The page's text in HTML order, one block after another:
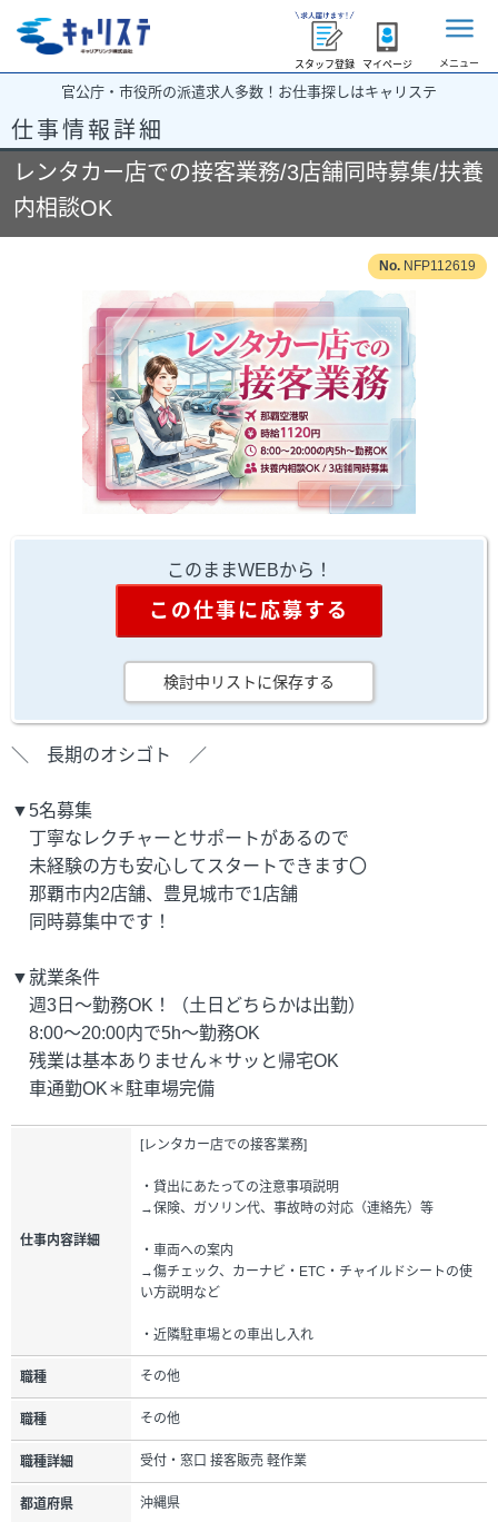
スタッフ登録 マイページ メニュー
官公庁・市役所の派遣求人多数！お仕事探しはキャリステ
仕事情報詳細
レンタカー店での接客業務/3店舗同時募集/扶養
内相談OK
NFP112619
このままWEBから！
この仕事に応募する
検討中リストに保存する
＼ 長期のオシゴト ／
▼5名募集
丁寧なレクチャーとサポートがあるので
未経験の方も安心してスタートできます〇
那覇市内2店舗、豊見城市で1店舗
同時募集中です！
▼就業条件
週3日～勤務OK！（土日どちらかは出勤）
8:00～20:00内で5h～勤務OK
残業は基本ありません＊サッと帰宅OK
車通勤OK＊駐車場完備
仕事内容詳細
[レンタカー店での接客業務]
・貸出にあたっての注意事項説明
→保険、ガソリン代、事故時の対応（連絡先）等
・車両への案内
→傷チェック、カーナビ・ETC・チャイルドシートの使
い方説明など
・近隣駐車場との車出し入れ
職種 その他
職種 その他
職種詳細 受付・窓口 接客販売 軽作業
都道府県 沖縄県